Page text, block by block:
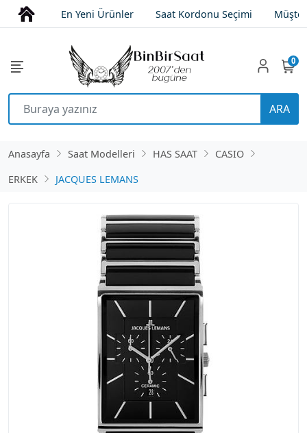
En Yeni Ürünler Saat Kordonu Seçimi
ARA
0
Anasayfa Saat Modelleri HAS SAAT
CASIO
ERKEK
JACQUES LEMANS